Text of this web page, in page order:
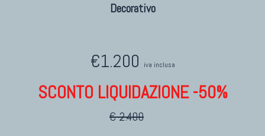
Decorativo
€1.200 iva inclusa
SCONTO LIQUIDAZIONE -50%
€ 2.400